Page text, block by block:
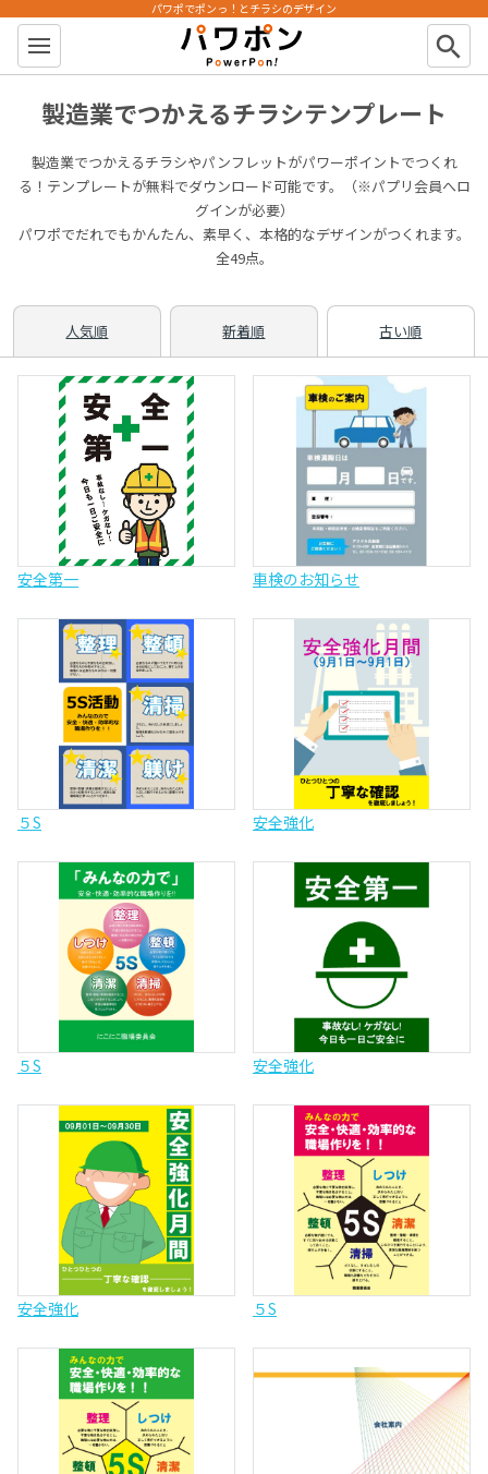
パワポン
パワポでポンっ！とチラシのデザイン
search
製造業でつかえるチラシテンプレート
製造業でつかえるチラシやパンフレットがパワーポイントでつくれ
る！テンプレートが無料でダウンロード可能です。（※パプリ会員へロ
グインが必要）
パワポでだれでもかんたん、素早く、本格的なデザインがつくれます。
全49点。
人気順 新着順 古い順
安全第一 車検のお知らせ
５S 安全強化
５S 安全強化
安全強化 ５S